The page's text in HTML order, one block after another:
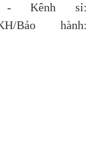
- Kênh sỉ:
Bảo hành: